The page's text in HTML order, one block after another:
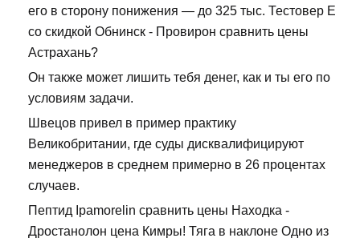
его в сторону понижения — до 325 тыс. Тестовер Е
со скидкой Обнинск - Провирон сравнить цены
Астрахань?
Он также может лишить тебя денег, как и ты его по
условиям задачи.
Швецов привел в пример практику
Великобритании, где суды дисквалифицируют
менеджеров в среднем примерно в 26 процентах
случаев.
Пептид Ipamorelin сравнить цены Находка -
Дростанолон цена Кимры! Тяга в наклоне Одно из